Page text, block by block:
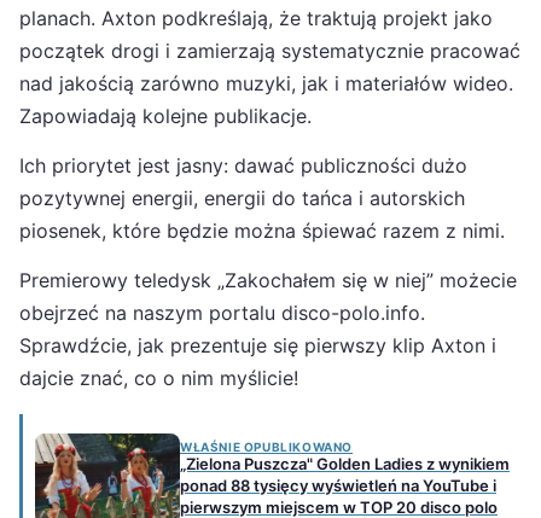
planach. Axton podkreślają, że traktują projekt jako
początek drogi i zamierzają systematycznie pracować
nad jakością zarówno muzyki, jak i materiałów wideo.
Zapowiadają kolejne publikacje.
Ich priorytet jest jasny: dawać publiczności dużo
pozytywnej energii, energii do tańca i autorskich
piosenek, które będzie można śpiewać razem z nimi.
Premierowy teledysk „Zakochałem się w niej” możecie
obejrzeć na naszym portalu disco-polo.info.
Sprawdźcie, jak prezentuje się pierwszy klip Axton i
dajcie znać, co o nim myślicie!
WŁAŚNIE OPUBLIKOWANO
„Zielona Puszcza" Golden Ladies z wynikiem
ponad 88 tysięcy wyświetleń na YouTube i
pierwszym miejscem w TOP 20 disco polo